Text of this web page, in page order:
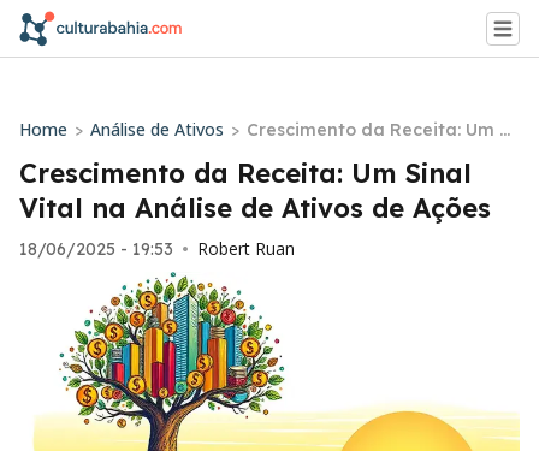
Home > Análise de Ativos > Crescimento da Receita: Um Si
nal Vital na Análise de Ativos d
e Ações
Crescimento da Receita: Um Sinal
Vital na Análise de Ativos de Ações
18/06/2025 - 19:53 • Robert Ruan